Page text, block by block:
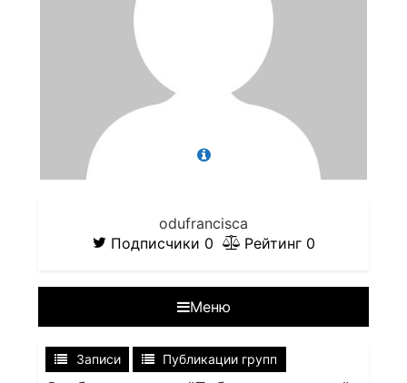
odufrancisca
Подписчики 0 Рейтинг 0
Меню
Записи Публикации групп